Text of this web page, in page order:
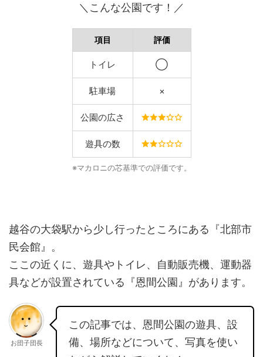
＼こんな公園です！／
項目 評価
トイレ ◯
駐車場 ×
公園の広さ
遊具の数
※マカロニの芯基準での評価です。
越谷の大袋駅から少し行ったところにある『北部市
民会館』。
ここの近くに、遊具やトイレ、自動販売機、運動器
具などが設置されている『恩間公園』があります。
お団子団長
この記事では、恩間公園の遊具、設
備、場所などについて、写真を使い